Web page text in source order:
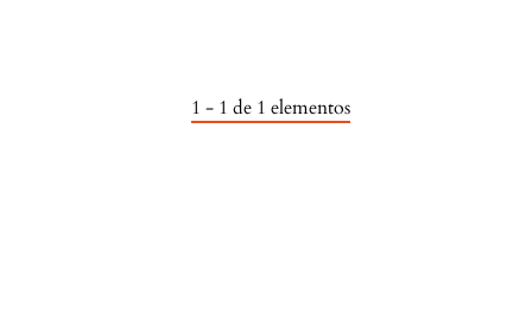
1 - 1 de 1 elementos